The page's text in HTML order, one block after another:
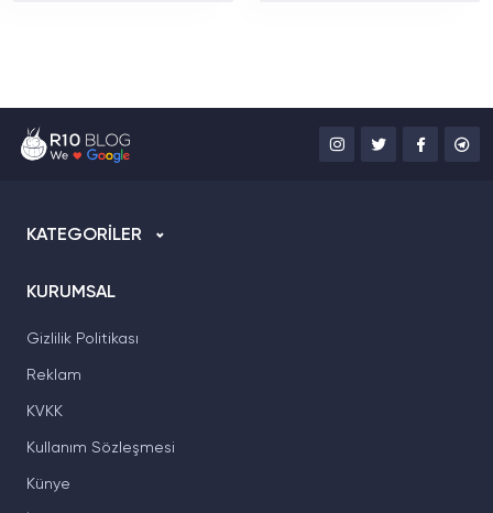
KATEGORİLER
KURUMSAL
Gizlilik Politikası
Reklam
KVKK
Kullanım Sözleşmesi
Künye